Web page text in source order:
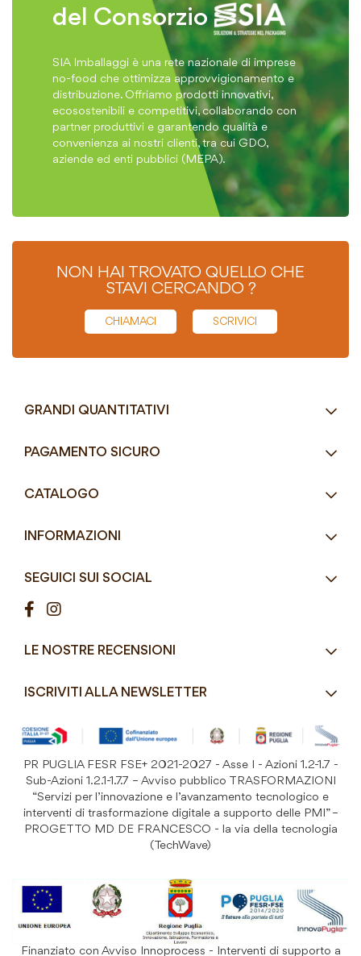
del Consorzio
SIA Imballaggi è una rete nazionale di imprese
no-food che ottimizza approvvigionamento e
distribuzione. Offriamo prodotti innovativi,
ecosostenibili e competitivi, collaborando con
partner produttivi e garantendo qualità e
convenienza ai nostri clienti, tra cui GDO,
aziende ed enti pubblici (MEPA).
NON HAI TROVATO QUELLO CHE
STAVI CERCANDO ?
CHIAMACI SCRIVICI
GRANDI QUANTITATIVI
RICHIEDI UN PREVENTIVO
Email info@mddefrancesco.it
8:30 - 12:30 / 15:00 - 19:00
PAGAMENTO SICURO
CATALOGO
Street Food e Take
Pizzerie e Panifici
Ristorazione
Detergenza e Attrezzatura
Festività
Prodotti Riutilizzabili
INFORMAZIONI
Condizioni di vendita
Costi di Spedizione
SEGUICI SUI SOCIAL
LE NOSTRE RECENSIONI
ISCRIVITI ALLA NEWSLETTER
alla
Newsletter:
ISCRIVITI
PR PUGLIA FESR FSE+ 2021-2027 - Asse I - Azioni 1.2-1.7 -
Sub-Azioni 1.2.1-1.7.7 – Avviso pubblico TRASFORMAZIONI
“Servizi per l’innovazione e l’avanzamento tecnologico e
interventi di trasformazione digitale a supporto delle PMI” –
PROGETTO MD DE FRANCESCO - la via della tecnologia
(TechWave)
Finanziato con Avviso Innoprocess - Interventi di supporto a